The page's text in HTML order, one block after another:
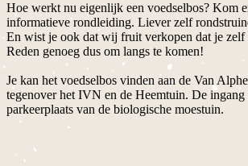
Hoe werkt nu eigenlijk een voedselbos? Kom
informatieve rondleiding. Liever zelf
En wist je ook dat wij fruit verkopen dat je
Reden genoeg dus om langs te komen!
Je kan het voedselbos vinden aan de Van
tegenover het IVN en de Heemtuin. De ingang
parkeerplaats van de biologische moestuin.